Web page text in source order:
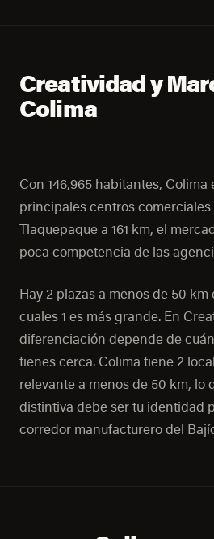
Creatividad y
Colima
Con 146,965 habitantes, Colima
principales centros comerciales
Tlaquepaque a 161 km, el
poca competencia de las
Hay 2 plazas a menos de 50 km
cuales 1 es más grande. En
diferenciación depende de
tienes cerca. Colima tiene 2
relevante a menos de 50 km, lo
distintiva debe ser tu identidad
corredor manufacturero del